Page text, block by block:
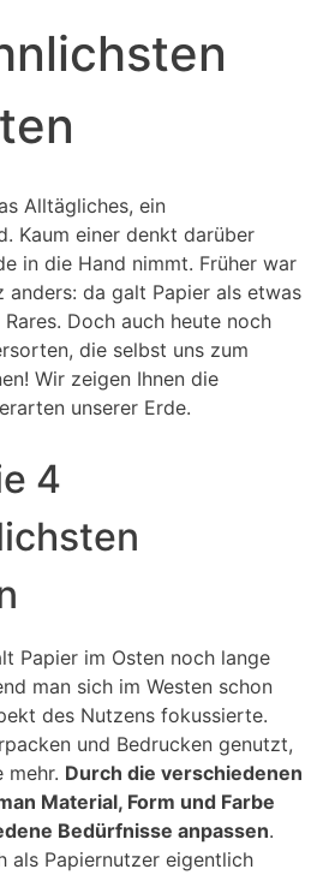
Alltägliches, ein
Kaum einer denkt darüber
in die Hand nimmt. Früher war
anders: da galt Papier als etwas
Doch auch heute noch
die selbst uns zum
Wir zeigen Ihnen die
unserer Erde.
4
Papier im Osten noch lange
man sich im Westen schon
des Nutzens fokussierte.
und Bedrucken genutzt,
mehr. Durch die verschiedenen
Material, Form und Farbe
Bedürfnisse anpassen.
als Papiernutzer eigentlich